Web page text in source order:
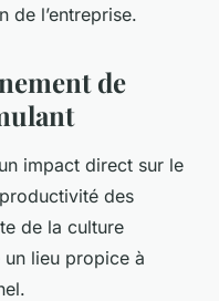
de l’entreprise.
de
impact direct sur le
des
de la culture
un lieu propice à